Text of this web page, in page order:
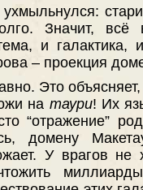
Значит, всё
и
– проекция
Это
на таури! Их
“отражение”
домену
У врагов